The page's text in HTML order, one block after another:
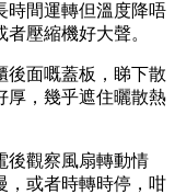
時間運轉但溫度降唔
壓縮機好大聲。
後面嘅蓋板，睇下散
厚，幾乎遮住曬散熱
後觀察風扇轉動情
，或者時轉時停，咁